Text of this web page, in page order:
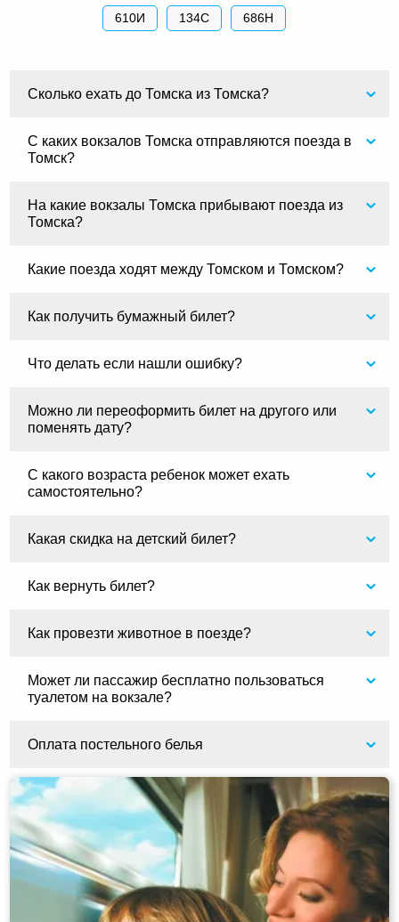
610И 134С 686Н
Сколько ехать до Томска из Томска?
С каких вокзалов Томска отправляются поезда в
Томск?
На какие вокзалы Томска прибывают поезда из
Томска?
Какие поезда ходят между Томском и Томском?
Как получить бумажный билет?
Что делать если нашли ошибку?
Можно ли переоформить билет на другого или
поменять дату?
С какого возраста ребенок может ехать
самостоятельно?
Какая скидка на детский билет?
Как вернуть билет?
Как провезти животное в поезде?
Может ли пассажир бесплатно пользоваться
туалетом на вокзале?
Оплата постельного белья